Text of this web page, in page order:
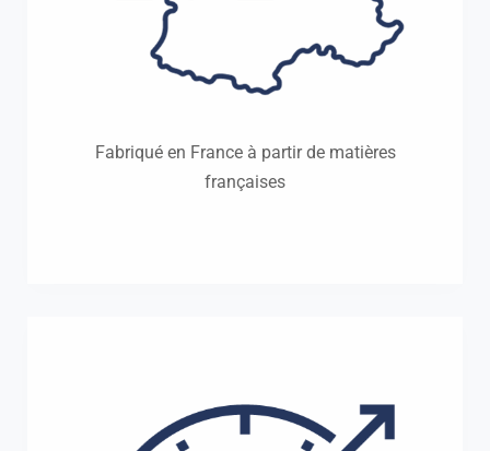
Fabriqué en France à partir de matières
françaises